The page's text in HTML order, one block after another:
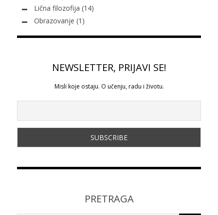
Lična filozofija (14)
Obrazovanje (1)
NEWSLETTER, PRIJAVI SE!
Misli koje ostaju. O učenju, radu i životu.
PRETRAGA